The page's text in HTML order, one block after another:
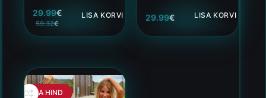
59.32€
29.99€ LISA KORVI 29.99€ LISA KORVI
HEA HIND